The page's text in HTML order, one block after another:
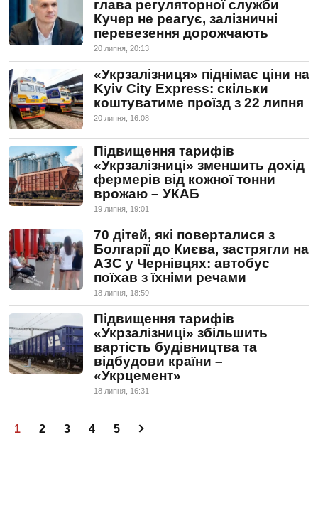
глава регуляторної служби
Кучер не реагує, залізничні
перевезення дорожчають
20 липня, 20:13
«Укрзалізниця» піднімає ціни на
Kyiv City Express: скільки
коштуватиме проїзд з 22 липня
20 липня, 16:08
Підвищення тарифів
«Укрзалізниці» зменшить дохід
фермерів від кожної тонни
врожаю – УКАБ
19 липня, 19:01
70 дітей, які поверталися з
Болгарії до Києва, застрягли на
АЗС у Чернівцях: автобус
поїхав з їхніми речами
18 липня, 18:59
Підвищення тарифів
«Укрзалізниці» збільшить
вартість будівництва та
відбудови країни –
«Укрцемент»
18 липня, 16:31
1 2 3 4 5